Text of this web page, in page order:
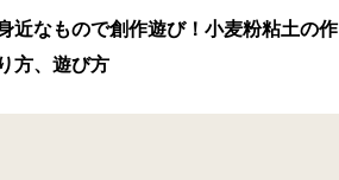
近なもので創作遊び！小麦粉粘土の作
り方、遊び方